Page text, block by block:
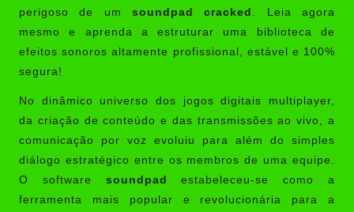
perigoso de um soundpad cracked . Leia agora
mesmo e aprenda a estruturar uma biblioteca de
efeitos sonoros altamente profissional, estável e 100%
segura!
No dinâmico universo dos jogos digitais multiplayer,
da criação de conteúdo e das transmissões ao vivo, a
comunicação por voz evoluiu para além do simples
diálogo estratégico entre os membros de uma equipe.
O software soundpad
estabeleceu-se como a
ferramenta mais popular e revolucionária para a